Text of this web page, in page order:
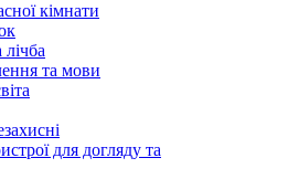
кімнати
та мови
для догляду та